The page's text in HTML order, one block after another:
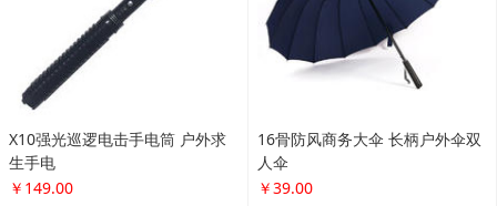
万国(IWC)手表 柏涛菲诺系列机械
男表IW356501
￥24999.00
欧米茄(OMEGA)手表 海马系列机
￥23999.00
7F 积分商城